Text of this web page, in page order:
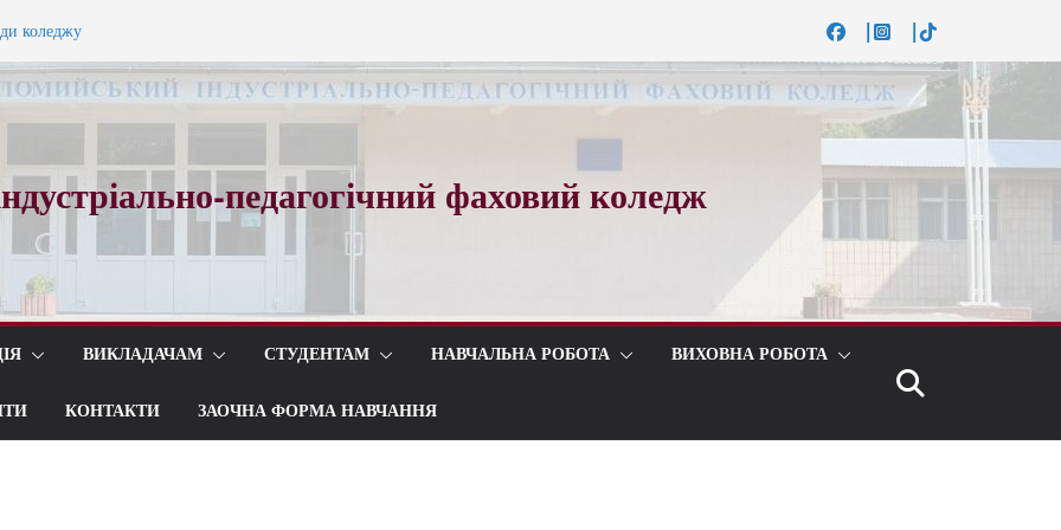
коледжу
вальсу…
педагогічний фаховий коледж
ВИКЛАДАЧАМ СТУДЕНТАМ НАВЧАЛЬНА РОБОТА ВИХОВНА РОБОТА
КОНТАКТИ ЗАОЧНА ФОРМА НАВЧАННЯ